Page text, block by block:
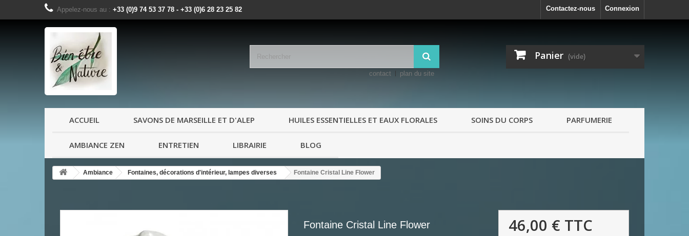
Connexion
Contactez-nous
Appelez-nous au : +33 (0)9 74 53 37 78 - +33 (0)6 28 23 25 82
Panier (vide)
contact plan du site
ACCUEIL SAVONS DE MARSEILLE ET D'ALEP HUILES ESSENTIELLES ET EAUX FLORALES SOINS DU CORPS PARFUMERIE
AMBIANCE ZEN ENTRETIEN LIBRAIRIE BLOG
Ambiance Fontaines, décorations d'intérieur, lampes diverses Fontaine Cristal Line Flower
Fontaine Cristal Line Flower 46,00 € TTC